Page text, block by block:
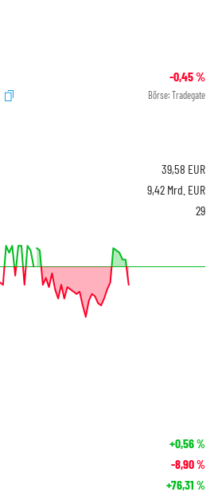
-0,45%
Börse: Tradegate
39,58 EUR
9,42 Mrd. EUR
29
+0,56%
-8,90%
+76,31 %